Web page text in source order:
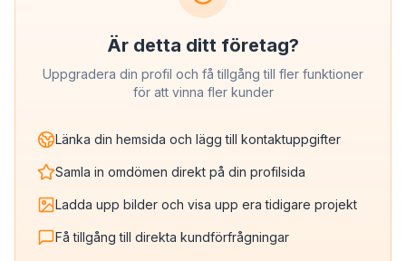
Är detta ditt företag?
Uppgradera din profil och få tillgång till fler funktioner
för att vinna fler kunder
Länka din hemsida och lägg till kontaktuppgifter
Samla in omdömen direkt på din profilsida
Ladda upp bilder och visa upp era tidigare projekt
Få tillgång till direkta kundförfrågningar